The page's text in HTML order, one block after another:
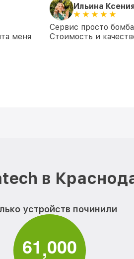
меня
Ильина
Сервис просто
Стоимость и
в
устройств починили
61,000